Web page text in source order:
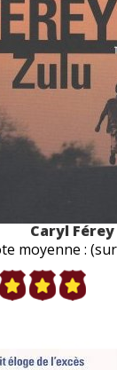
Caryl Férey
moyenne :